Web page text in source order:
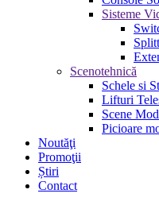
Sisteme
Scenotehnică
Schele si
Lifturi
Scene
Picioare
Noutăţi
Promoţii
Știri
Contact